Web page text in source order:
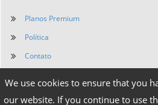
Planos Premium
Política
Contato
We use cookies to ensure that you
our website. If you continue to use